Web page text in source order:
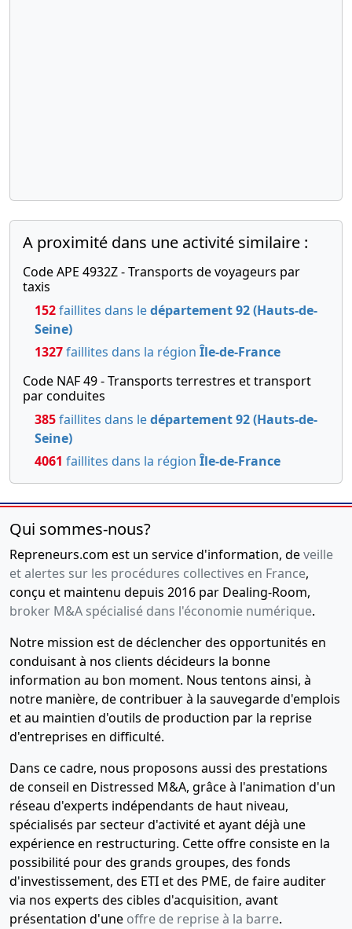
A proximité dans une activité similaire :
Code APE 4932Z - Transports de voyageurs par
taxis
152faillites dans ledépartement 92 (Hauts-de-
Seine)
1327faillites dans la région Île-de-France
Code NAF 49 - Transports terrestres et transport
par conduites
385faillites dans ledépartement 92 (Hauts-de-
Seine)
4061 faillites dans la région Île-de-France
Qui sommes-nous?
Repreneurs.com est un service d'information, deveille
et alertes sur les procédures collectives en France,
conçu et maintenu depuis 2016 par Dealing-Room,
broker M&A spécialisé dans l'économie numérique.
Notre mission est de déclencher des opportunités en
conduisant à nos clients décideurs la bonne
information au bon moment. Nous tentons ainsi, à
notre manière, de contribuer à la sauvegarde d'emplois
et au maintien d'outils de production par la reprise
d'entreprises en difficulté.
Dans ce cadre, nous proposons aussi des prestations
de conseil en Distressed M&A, grâce à l'animation d'un
réseau d'experts indépendants de haut niveau,
spécialisés par secteur d'activité et ayant déjà une
expérience en restructuring. Cette offre consiste en la
possibilité pour des grands groupes, des fonds
d'investissement, des ETI et des PME, de faire auditer
via nos experts des cibles d'acquisition, avant
présentation d'une offre de reprise à la barre.